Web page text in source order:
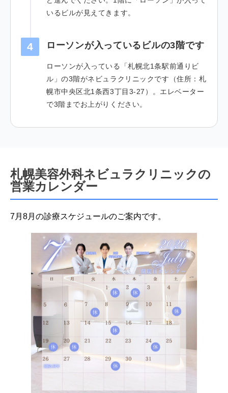
いるビルが見えてきます。
4 ローソンが入っているビルの3階です
ローソンが入っている「札幌北1条駅前通りビ
ル」の3階がネビュラクリニックです（住所：札
幌市中央区北1条西3丁目3-27）。エレベーター
で3階までお上がりください。
札幌美容外科ネビュラクリニックの
営業カレンダー
7月8月の診療スケジュールのご案内です。